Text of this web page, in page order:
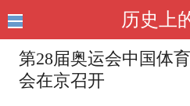
历史上
第28届奥运会中国体
会在京召开